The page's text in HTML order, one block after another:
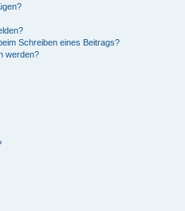
Schreiben eines Beitrags?
werden?